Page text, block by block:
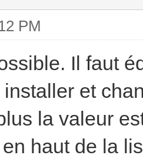
PM
Il faut
et
la valeur
haut de la